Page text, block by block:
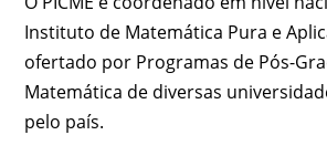
Instituto de Matemática Pura e
ofertado por Programas de Pós-
Matemática de diversas
pelo país.